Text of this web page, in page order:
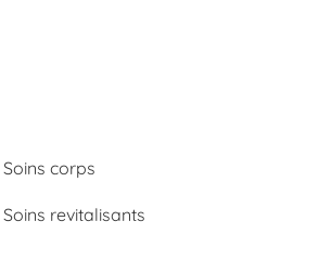
corps
revitalisants